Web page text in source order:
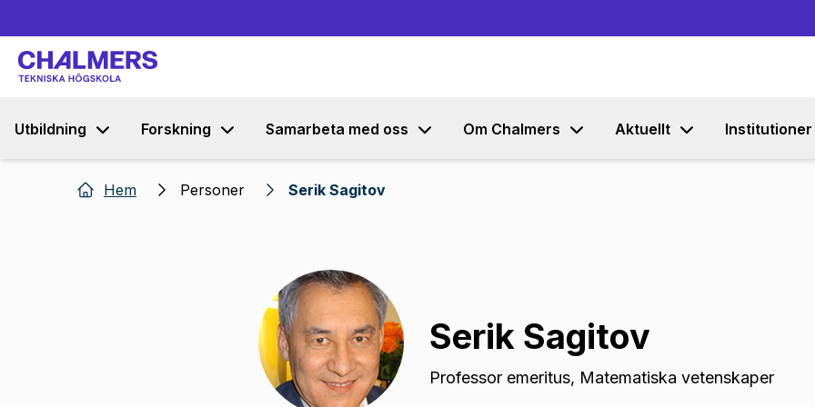
Utbildning Forskning Samarbeta med oss Om Chalmers Aktuellt Institutioner
Hem Personer Serik Sagitov
Serik Sagitov
Professor emeritus, Matematiska vetenskaper